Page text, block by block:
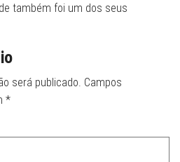
também foi um dos seus
será publicado. Campos
*